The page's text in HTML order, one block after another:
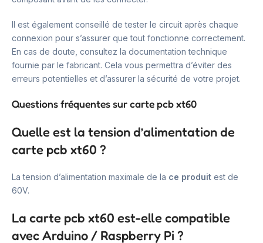
Il est également conseillé de tester le circuit après chaque
connexion pour s’assurer que tout fonctionne correctement.
En cas de doute, consultez la documentation technique
fournie par le fabricant. Cela vous permettra d’éviter des
erreurs potentielles et d’assurer la sécurité de votre projet.
Questions fréquentes sur carte pcb xt60
Quelle est la tension d’alimentation de
carte pcb xt60 ?
La tension d’alimentation maximale de la ce produit est de
60V.
La carte pcb xt60 est-elle compatible
avec Arduino / Raspberry Pi ?